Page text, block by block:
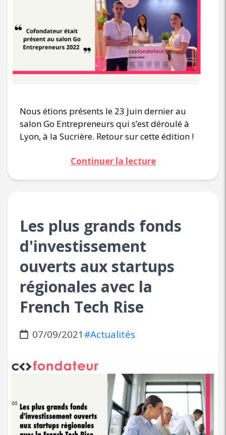
Nous étions présents le 23 Juin dernier au
salon Go Entrepreneurs qui s’est déroulé à
Lyon, à la Sucrière. Retour sur cette édition !
Continuer la lecture
Les plus grands fonds
d'investissement
ouverts aux startups
régionales avec la
French Tech Rise
07/09/2021#Actualités